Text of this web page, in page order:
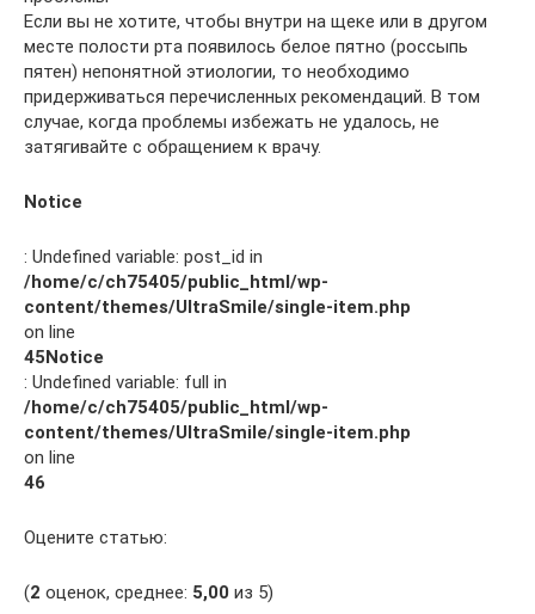
Если вы не хотите, чтобы внутри на щеке или в другом
месте полости рта появилось белое пятно (россыпь
пятен) непонятной этиологии, то необходимо
придерживаться перечисленных рекомендаций. В том
случае, когда проблемы избежать не удалось, не
затягивайте с обращением к врачу.
Notice
: Undefined variable: post_id in
/home/c/ch75405/public_html/wp-
content/themes/UltraSmile/single-item.php
on line
45Notice
: Undefined variable: full in
/home/c/ch75405/public_html/wp-
content/themes/UltraSmile/single-item.php
on line
46
Оцените статью:
(2 оценок, среднее: 5,00 из 5)